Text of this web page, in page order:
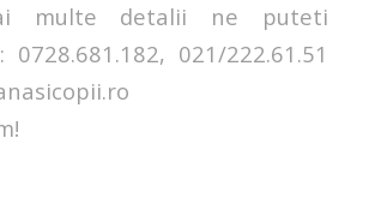
multe detalii ne puteti
021/222.61.51